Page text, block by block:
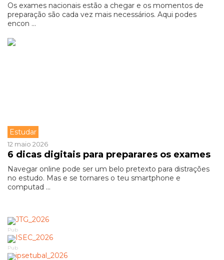
Os exames nacionais estão a chegar e os momentos de
preparação são cada vez mais necessários. Aqui podes
encon ...
Estudar
12 maio 2026
6 dicas digitais para preparares os exames
Navegar online pode ser um belo pretexto para distrações
no estudo. Mas e se tornares o teu smartphone e
computad ...
Pub
Pub